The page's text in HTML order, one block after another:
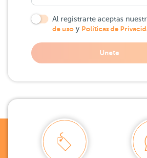
Al registrarte aceptas
de uso y Políticas de
Unete